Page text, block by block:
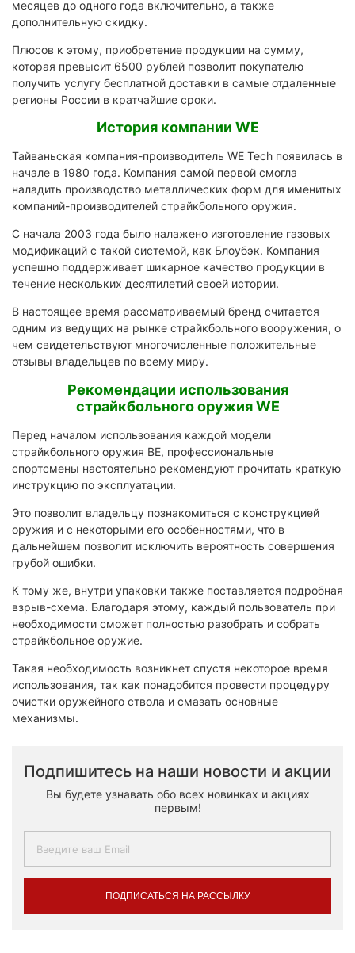
месяцев до одного года включительно, а также
дополнительную скидку.
Плюсов к этому, приобретение продукции на сумму,
которая превысит 6500 рублей позволит покупателю
получить услугу бесплатной доставки в самые отдаленные
регионы России в кратчайшие сроки.
История компании WE
Тайваньская компания-производитель WE Tech появилась в
начале в 1980 года. Компания самой первой смогла
наладить производство металлических форм для именитых
компаний-производителей страйкбольного оружия.
С начала 2003 года было налажено изготовление газовых
модификаций с такой системой, как Блоубэк. Компания
успешно поддерживает шикарное качество продукции в
течение нескольких десятилетий своей истории.
В настоящее время рассматриваемый бренд считается
одним из ведущих на рынке страйкбольного вооружения, о
чем свидетельствуют многочисленные положительные
отзывы владельцев по всему миру.
Рекомендации использования
страйкбольного оружия WE
Перед началом использования каждой модели
страйкбольного оружия ВЕ, профессиональные
спортсмены настоятельно рекомендуют прочитать краткую
инструкцию по эксплуатации.
Это позволит владельцу познакомиться с конструкцией
оружия и с некоторыми его особенностями, что в
дальнейшем позволит исключить вероятность совершения
грубой ошибки.
К тому же, внутри упаковки также поставляется подробная
взрыв-схема. Благодаря этому, каждый пользователь при
необходимости сможет полностью разобрать и собрать
страйкбольное оружие.
Такая необходимость возникнет спустя некоторое время
использования, так как понадобится провести процедуру
очистки оружейного ствола и смазать основные
механизмы.
Подпишитесь на наши новости и акции
Вы будете узнавать обо всех новинках и акциях
первым!
ПОДПИСАТЬСЯ НА РАССЫЛКУ